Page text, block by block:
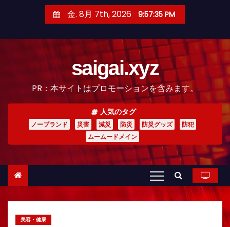
金. 8月 7th, 2026 9:57:36 PM
saigai.xyz
PR：本サイトはプロモーションを含みます。
人気のタグ
ノーブランド 災害 減災 防災 防災グッズ
防犯
ムームードメイン
美容・健康